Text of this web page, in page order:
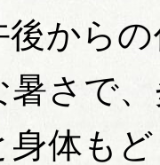
から
さで
身体も